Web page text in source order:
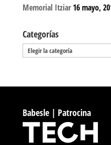
Memorial Itziar 16 mayo,
Categorías
Categorías
Babesle | Patrocina